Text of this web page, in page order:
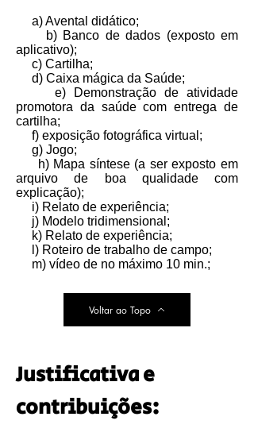
a) Avental didático;
b) Banco de dados (exposto em
aplicativo);
c) Cartilha;
d) Caixa mágica da Saúde;
e) Demonstração de atividade
promotora da saúde com entrega de
cartilha;
f) exposição fotográfica virtual;
g) Jogo;
h) Mapa síntese (a ser exposto em
arquivo de boa qualidade com
explicação);
i) Relato de experiência;
j) Modelo tridimensional;
k) Relato de experiência;
l) Roteiro de trabalho de campo;
m) vídeo de no máximo 10 min.;
Voltar ao Topo
Justificativa e
contribuições: